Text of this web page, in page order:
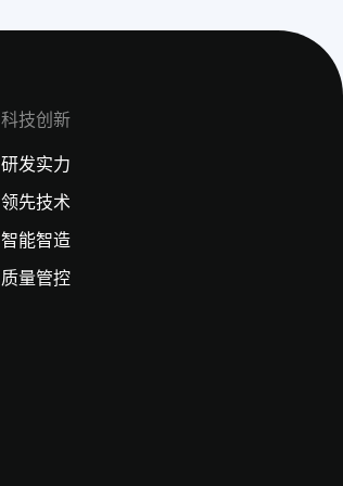
科技创新
研发实力
领先技术
智能智造
质量管控